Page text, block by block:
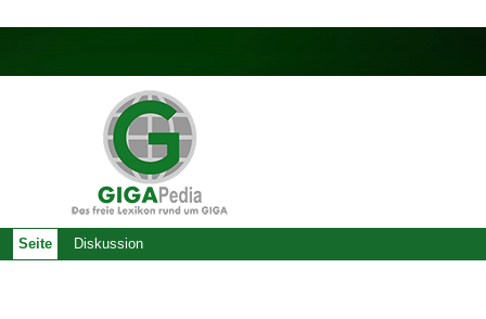
Seite Diskussion